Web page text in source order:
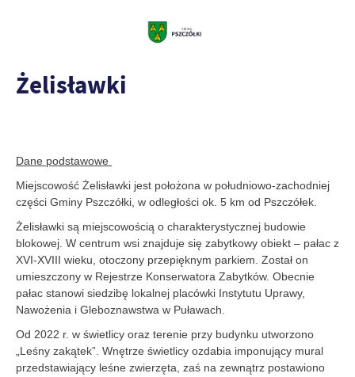
Żelisławki
Dane podstawowe
Miejscowość Żelisławki jest położona w południowo-zachodniej
części Gminy Pszczółki, w odległości ok. 5 km od Pszczółek.
Żelisławki są miejscowością o charakterystycznej budowie
blokowej. W centrum wsi znajduje się zabytkowy obiekt – pałac z
XVI-XVIII wieku, otoczony przepięknym parkiem. Został on
umieszczony w Rejestrze Konserwatora Zabytków. Obecnie
pałac stanowi siedzibę lokalnej placówki Instytutu Uprawy,
Nawożenia i Gleboznawstwa w Puławach.
Od 2022 r. w świetlicy oraz terenie przy budynku utworzono
„Leśny zakątek”. Wnętrze świetlicy ozdabia imponujący mural
przedstawiający leśne zwierzęta, zaś na zewnątrz postawiono